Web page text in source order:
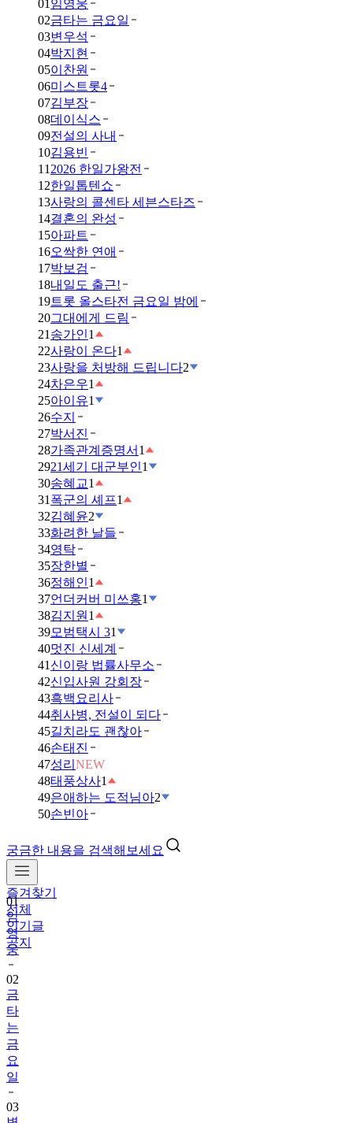
01 임영웅
02금타는 금요일
03변우석
04박지현
05이찬원
06미스트롯4
07김부장
08데이식스
09전설의 사내
10김용빈
11 2026 한일가왕전
12한일톱텐쇼
13사랑의 콜센타 세븐스타즈
14결혼의 완성
15아파트
16오싹한 연애
17박보검
18내일도 출근!
19트롯 올스타전 금요일 밤에
20그대에게 드림
21 송가인1
22사랑이 온다1
23사랑을 처방해 드립니다2
24차은우1
25아이유1
26수지
27박서진
28가족관계증명서 1
2921세기 대군부인1
30송혜교1
31 폭군의 셰프1
32김혜윤2
33화려한 날들
34영탁
35장한별
36정해인1
37언더커버 미쓰홍1
38김지원 1
39모범택시 31
40멋진 신세계
41 신이랑 법률사무소
42신입사원 강회장
43흑백요리사
44취사병, 전설이 되다
45길치라도 괜찮아
46손태진
47성리 NEW
48태풍상사1
49은애하는 도적님아2
50손빈아
궁금한 내용을 검색해보세요
즐겨찾기
전체
인기글
공지
01
임
영
웅
02
금
타
는
금
요
일
03